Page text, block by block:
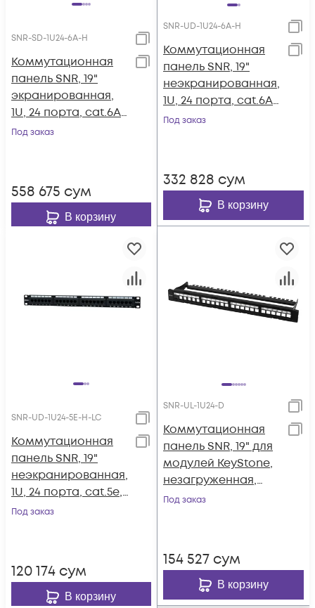
SNR-SD-1U24-6А-H
Коммутационная
панель SNR, 19"
экранированная,
1U, 24 порта, cat.6А,
горизонтальная
Под заказ
558 675 сум
В корзину
SNR-UD-1U24-6А-H
Коммутационная
панель SNR, 19"
неэкранированная,
1U, 24 порта, cat.6А,
горизонтальная
Под заказ
332 828 сум
В корзину
SNR-UD-1U24-5E-H-LC
Коммутационная
панель SNR, 19"
неэкранированная,
1U, 24 порта, cat.5e,
горизонтальная
Под заказ
120 174 сум
В корзину
SNR-UL-1U24-D
Коммутационная
панель SNR, 19" для
модулей KeyStone,
незагруженная,
неэкранированная,
Под заказ
154 527 сум
В корзину